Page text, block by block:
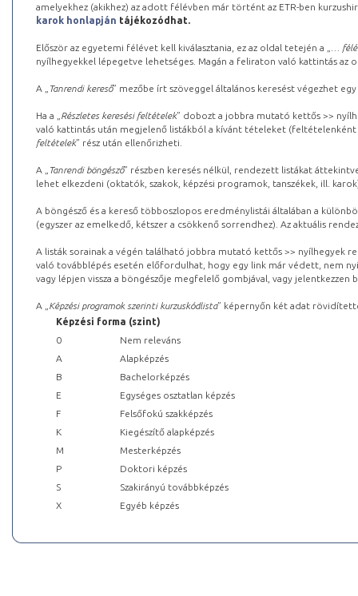
amelyekhez (akikhez) az adott félévben már történt az ETR-ben
karok honlapján tájékozódhat.
Először az egyetemi félévet kell kiválasztania, ez az oldal tetején a „
…
nyílhegyekkel lépegetve lehetséges. Magán a feliraton való kattintás az
A „ Tanrendi kereső” mezőbe írt szöveggel általános keresést végezhet
Ha a „ Részletes keresési feltételek” dobozt a jobbra mutató kettős >>
való kattintás után megjelenő listákból a kívánt tételeket (feltételenként
feltételek” rész után ellenőrizheti.
A „ Tanrendi böngésző” részben keresés nélkül, rendezett listákat
lehet elkezdeni (oktatók, szakok, képzési programok, tanszékek, ill.
A böngésző és a kereső többoszlopos eredménylistái általában a
(egyszer az emelkedő, kétszer a csökkenő sorrendhez). Az aktuális
A listák sorainak a végén található jobbra mutató kettős >> nyílhegyek
való továbblépés esetén előfordulhat, hogy egy link már védett, nem
vagy lépjen vissza a böngészője megfelelő gombjával, vagy
A „ Képzési programok szerinti kurzuskódlista” képernyőn két adat
Képzési forma (szint)
0
Nem releváns
A
Alapképzés
B
Bachelorképzés
E
Egységes osztatlan képzés
F
Felsőfokú szakképzés
K
Kiegészítő alapképzés
M
Mesterképzés
P
Doktori képzés
S
Szakirányú továbbképzés
X
Egyéb képzés